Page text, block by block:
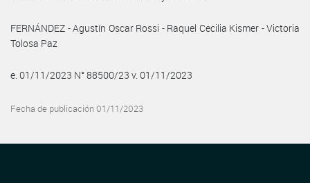
FERNÁNDEZ - Agustín Oscar Rossi - Raquel Cecilia Kismer - Victoria
Tolosa Paz
e. 01/11/2023 N° 88500/23 v. 01/11/2023
Fecha de publicación 01/11/2023